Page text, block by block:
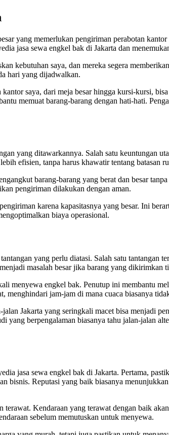
yang memerlukan pengiriman perabotan
jasa sewa engkel bak di Jakarta dan
kebutuhan saya, dan mereka segera
hari yang dijadwalkan.
saya, dari meja besar hingga kursi-kursi,
memuat barang-barang dengan hati-hati.
yang ditawarkannya. Salah satu keuntungan
efisien, tanpa harus khawatir tentang batasan
barang-barang yang berat dan besar
pengiriman dilakukan dengan aman.
karena kapasitasnya yang besar. Ini
biaya operasional.
yang perlu diatasi. Salah satu tantangan
masalah besar jika barang yang dikirimkan
menyewa engkel bak. Penutup ini membantu
menghindari jam-jam di mana cuaca biasanya
Jakarta yang seringkali macet bisa menjadi
yang berpengalaman biasanya tahu jalan-jalan
jasa sewa engkel bak di Jakarta. Pertama,
bisnis. Reputasi yang baik biasanya
Kendaraan yang terawat dengan baik
sebelum memutuskan untuk menyewa.